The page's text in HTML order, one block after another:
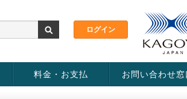
料金・お支払 お問い合わせ窓